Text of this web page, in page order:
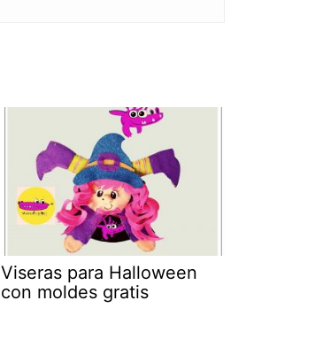
Viseras para Halloween
con moldes gratis